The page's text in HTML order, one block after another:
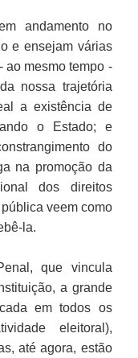
andamento no
e ensejam várias
ao mesmo tempo -
nossa trajetória
a existência de
o Estado; e
do
na promoção da
dos direitos
veem como
la.
que vincula
a grande
em todos os
eleitoral),
até agora, estão